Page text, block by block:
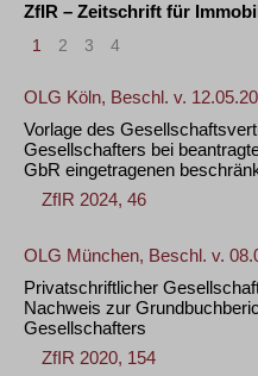
ZfIR – Zeitschrift für
1 2 3 4
OLG Köln, Beschl. v.
Vorlage des
Gesellschafters bei
GbR eingetragenen
ZfIR 2024, 46
OLG München, Beschl. v.
Privatschriftlicher
Nachweis zur
Gesellschafters
ZfIR 2020, 154